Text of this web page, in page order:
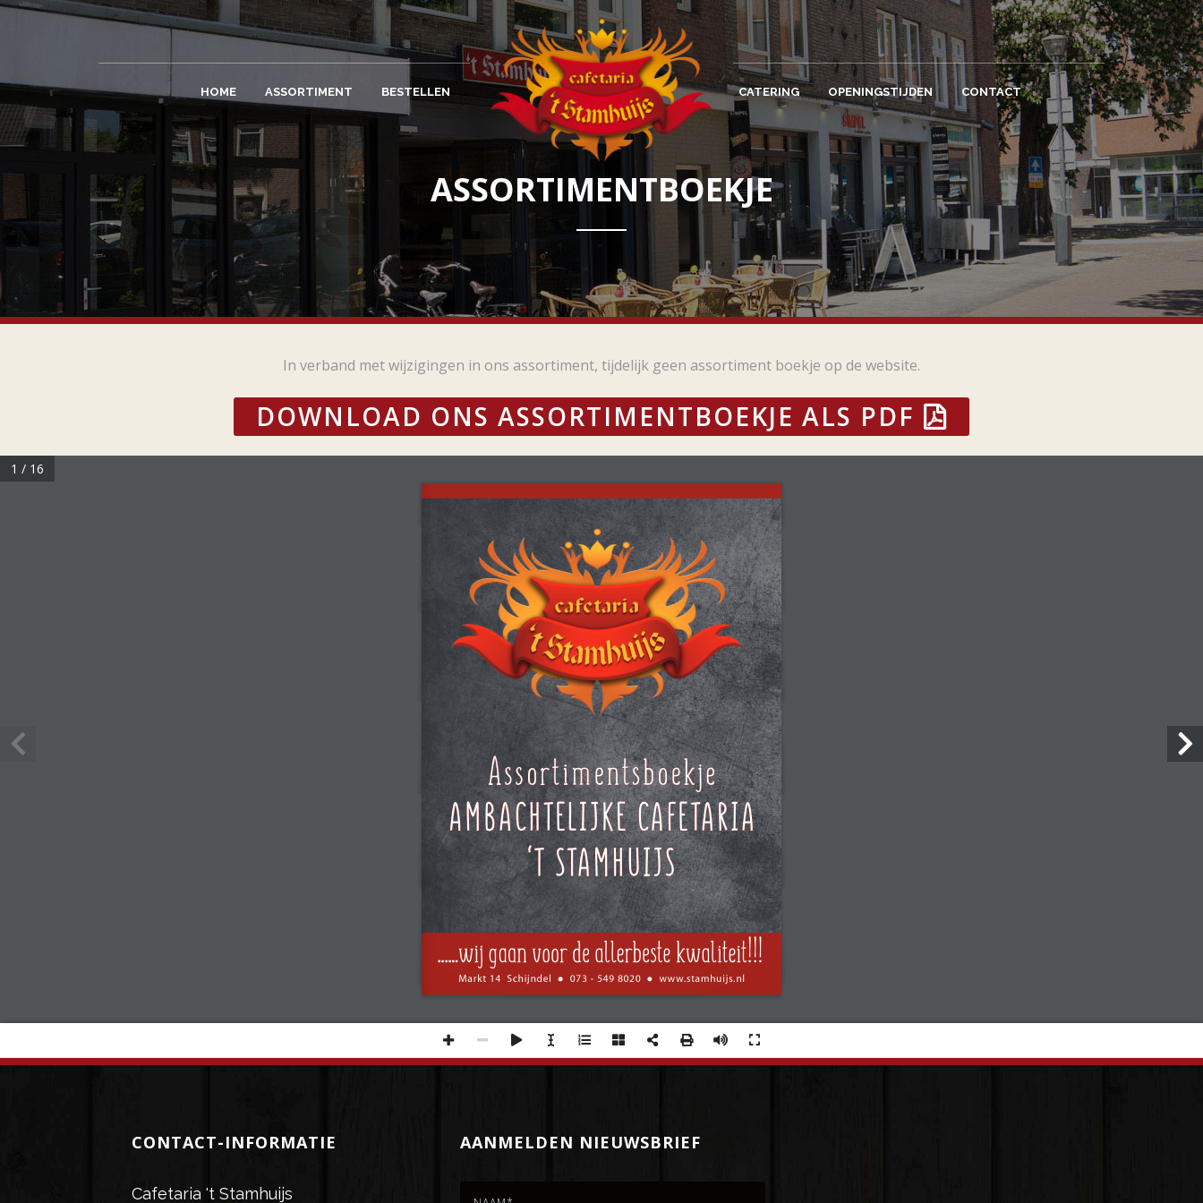
HOME ASSORTIMENT BESTELLEN CATERING OPENINGSTIJDEN CONTACT
ASSORTIMENTBOEKJE
In verband met wijzigingen in ons assortiment, tijdelijk geen assortiment boekje op de website.
DOWNLOAD ONS ASSORTIMENTBOEKJE ALS PDF
Assortimentsboekje
Ambachtelijke Cafetaria
‘t Stamhuijs
......wij gaan voor de allerbeste kwaliteit!!!
Markt 14  Schijndel ●
  073 - 549 8020
●
  www.stamhuijs.nl
1 / 16
CONTACT-INFORMATIE
Cafetaria 't Stamhuijs
AANMELDEN NIEUWSBRIEF